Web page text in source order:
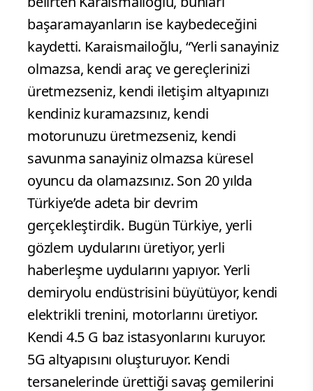
başaramayanların ise kaybedeceğini
kaydetti. Karaismailoğlu, “Yerli sanayiniz
olmazsa, kendi araç ve gereçlerinizi
üretmezseniz, kendi iletişim altyapınızı
kendiniz kuramazsınız, kendi
motorunuzu üretmezseniz, kendi
savunma sanayiniz olmazsa küresel
oyuncu da olamazsınız. Son 20 yılda
Türkiye’de adeta bir devrim
gerçekleştirdik. Bugün Türkiye, yerli
gözlem uydularını üretiyor, yerli
haberleşme uydularını yapıyor. Yerli
demiryolu endüstrisini büyütüyor, kendi
elektrikli trenini, motorlarını üretiyor.
Kendi 4.5 G baz istasyonlarını kuruyor.
5G altyapısını oluşturuyor. Kendi
tersanelerinde ürettiği savaş gemilerini